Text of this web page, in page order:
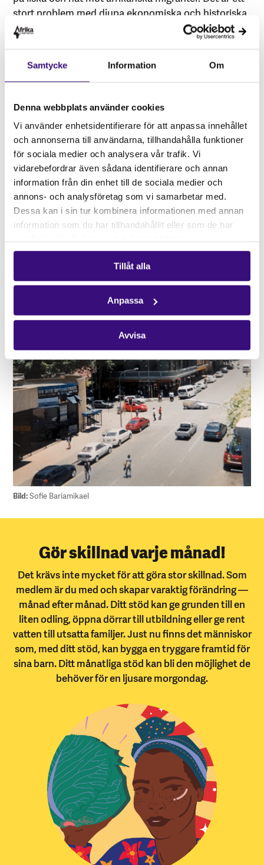
Samtycke Information Om
Denna webbplats använder cookies
Vi använder enhetsidentifierare för att anpassa innehållet
och annonserna till användarna, tillhandahålla funktioner
för sociala medier och analysera vår trafik. Vi
vidarebefordrar även sådana identifierare och annan
information från din enhet till de sociala medier och
annons- och analysföretag som vi samarbetar med.
Dessa kan i sin tur kombinera informationen med annan
information som du har tillhandahållit eller som de har
Tillåt alla
Anpassa
Avvisa
stort problem med djupa ekonomiska och historiska
rötter som lett till grav ojämlikhet, såväl i Sverige
som i Sydafrika.
I dag kommer förtrycket mot afrikanska migranter i
olika former och finns runt om i världen, den är en
upplevelser som Joseph, Sarah, Christian och Bruk
beskriver är långt ifrån unika och berättar om hur
absolut livsavgörande situationen är. Dessa
berättelser ställer krav på att vi alla behöver
synliggöra de strukturer som tillåter den xenofobiska
diskursen som svept över världen, förstå deras
bakgrund för att sedan kunna utmana dem.
Text:Sofie Bariamikael och Aysha Badume
Bild:Sofie Bariamikael
Gör skillnad varje månad!
Det krävs inte mycket för att göra stor skillnad. Som
medlem är du med och skapar varaktig förändring —
månad efter månad. Ditt stöd kan ge grunden till en
liten odling, öppna dörrar till utbildning eller ge rent
vatten till utsatta familjer. Just nu finns det människor
som, med ditt stöd, kan bygga en tryggare framtid för
sina barn. Ditt månatliga stöd kan bli den möjlighet de
behöver för en ljusare morgondag.